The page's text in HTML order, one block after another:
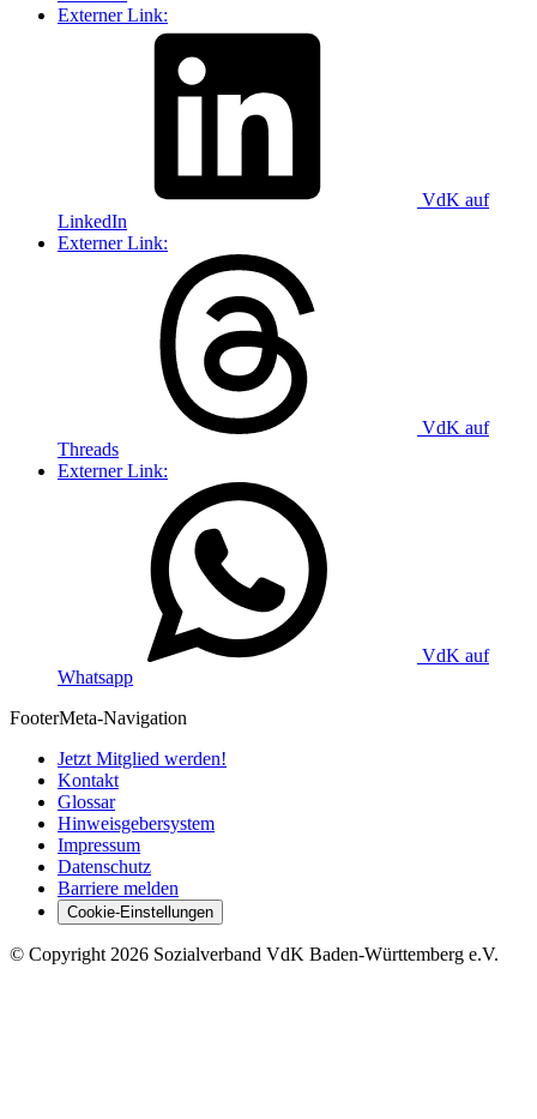
Externer Link:
VdK auf
LinkedIn
Externer Link:
VdK auf
Threads
Externer Link:
VdK auf
Whatsapp
FooterMeta-Navigation
Jetzt Mitglied werden!
Kontakt
Glossar
Hinweisgebersystem
Impressum
Datenschutz
Barriere melden
Cookie-Einstellungen
© Copyright 2026 Sozialverband VdK Baden-Württemberg e.V.